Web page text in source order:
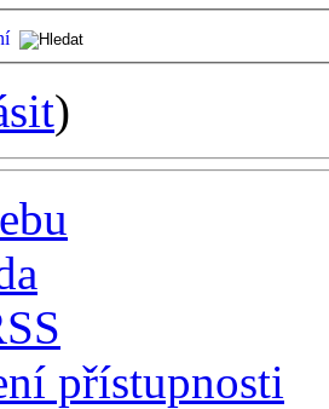
)
přístupnosti